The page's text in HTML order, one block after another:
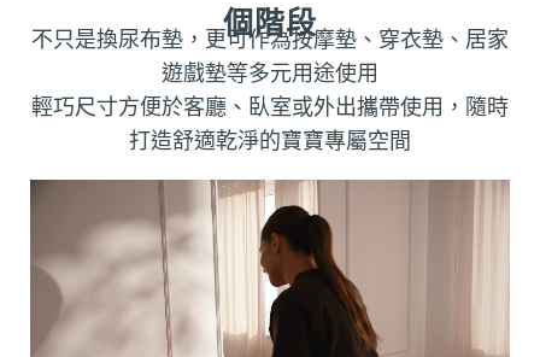
個階段
不只是換尿布墊，更可作為按摩墊、穿衣墊、居家
遊戲墊等多元用途使用
輕巧尺寸方便於客廳、臥室或外出攜帶使用，隨時
打造舒適乾淨的寶寶專屬空間